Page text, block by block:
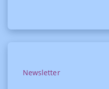
Newsletter